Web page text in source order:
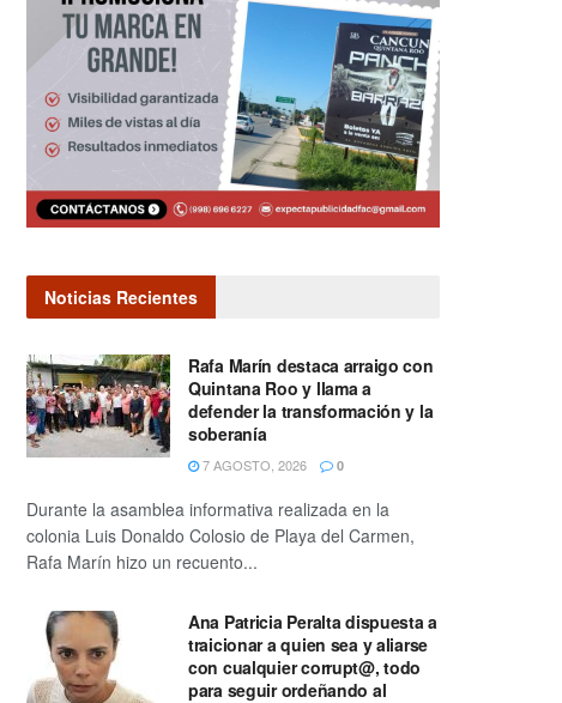
Noticias Recientes
Rafa Marín destaca arraigo con
Quintana Roo y llama a
defender la transformación y la
soberanía
7 AGOSTO, 2026 0
Durante la asamblea informativa realizada en la
colonia Luis Donaldo Colosio de Playa del Carmen,
Rafa Marín hizo un recuento...
Ana Patricia Peralta dispuesta a
traicionar a quien sea y aliarse
con cualquier corrupt@, todo
para seguir ordeñando al